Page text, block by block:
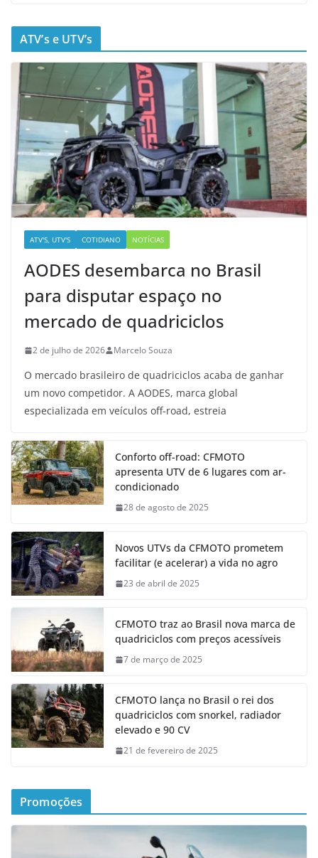
ATV’s e UTV’s
ATV'S, UTV'S COTIDIANO NOTÍCIAS
AODES desembarca no Brasil
para disputar espaço no
mercado de quadriciclos
2 de julho de 2026 Marcelo Souza
O mercado brasileiro de quadriciclos acaba de ganhar
um novo competidor. A AODES, marca global
especializada em veículos off-road, estreia
Conforto off-road: CFMOTO
apresenta UTV de 6 lugares com ar-
condicionado
28 de agosto de 2025
Novos UTVs da CFMOTO prometem
facilitar (e acelerar) a vida no agro
23 de abril de 2025
CFMOTO traz ao Brasil nova marca de
quadriciclos com preços acessíveis
7 de março de 2025
CFMOTO lança no Brasil o rei dos
quadriciclos com snorkel, radiador
elevado e 90 CV
21 de fevereiro de 2025
Promoções